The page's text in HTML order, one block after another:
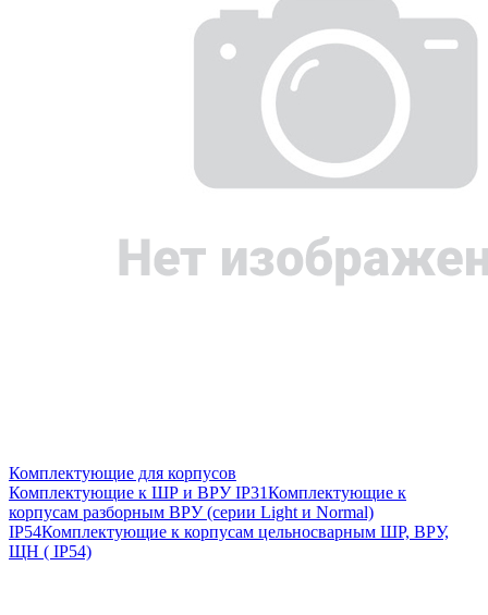
Комплектующие для корпусов
Комплектующие к ШР и ВРУ IP31Комплектующие к
корпусам разборным ВРУ (серии Light и Normal)
IP54Комплектующие к корпусам цельносварным ШР, ВРУ,
ЩН ( IP54)